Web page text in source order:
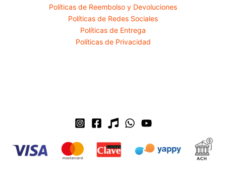
Políticas de Reembolso y Devoluciones
Políticas de Redes Sociales
Políticas de Entrega
Políticas de Privacidad